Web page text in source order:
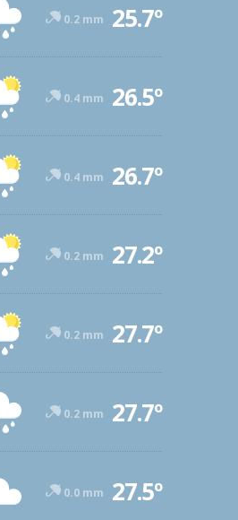
0.2 mm 25.7º
0.4 mm 26.5º
0.4 mm 26.7º
0.2 mm 27.2º
0.2 mm 27.7º
0.2 mm 27.7º
0.0 mm 27.5º